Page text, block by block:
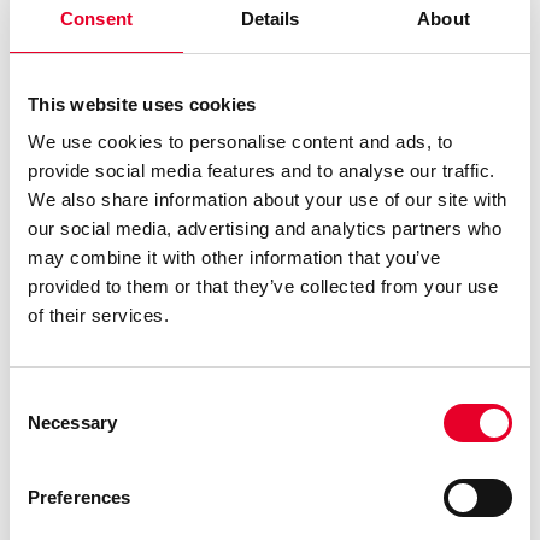
Consent Details About
This website uses cookies
We use cookies to personalise content and ads, to
provide social media features and to analyse our traffic.
We also share information about your use of our site with
our social media, advertising and analytics partners who
may combine it with other information that you’ve
provided to them or that they’ve collected from your use
of their services.
Selection
Necessary
Preferences
En rapportløsning
tilpasset din bransje
Novotek Report Plus er en åpen og fleksibel løsning, og
leveres med standardrapporter tilpasset ulike bransjer.
Vann og avløp
inkludert energiberegning.
rent vann og prosessvann.
Pumpestasjonsrapporter inkludert driftstid.